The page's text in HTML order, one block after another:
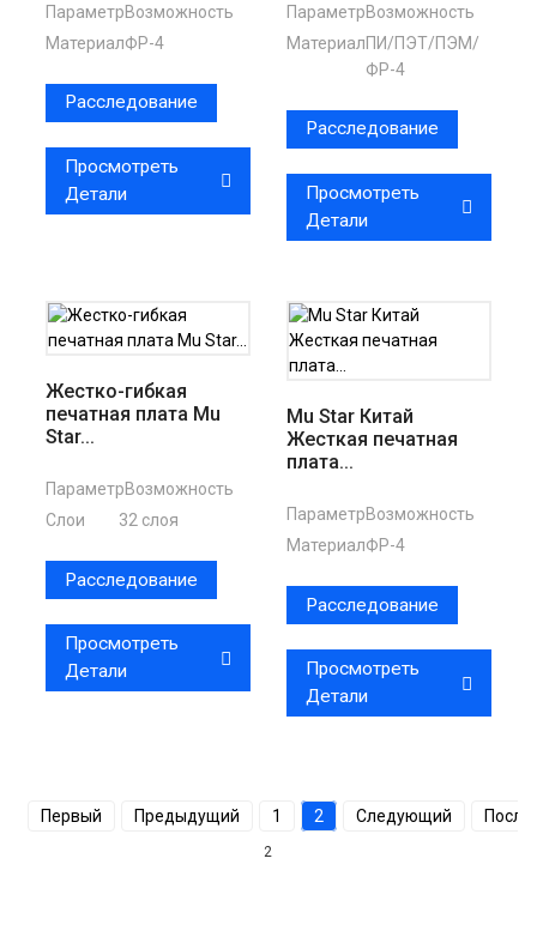
ПараметрВозможность
МатериалФР-4
Расследование
Просмотреть
Детали
ПараметрВозможность
МатериалПИ/ПЭТ/ПЭМ/
ФР-4
Расследование
Просмотреть
Детали
Жестко-гибкая
печатная плата Mu
Star...
ПараметрВозможность
Слои
32 слоя
Расследование
Просмотреть
Детали
Mu Star Китай
Жесткая печатная
плата...
ПараметрВозможность
МатериалФР-4
Расследование
Просмотреть
Детали
Первый Предыдущий 1 2 Следующий
2